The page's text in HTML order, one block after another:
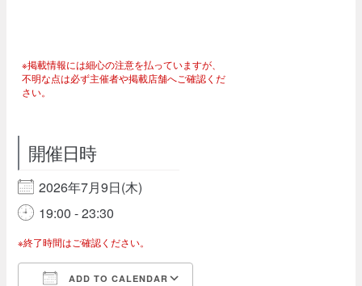
※掲載情報には細心の注意を払っていますが、
不明な点は必ず主催者や掲載店舗へご確認くだ
さい。
開催日時
2026年7月9日(木)
19:00 - 23:30
※終了時間はご確認ください。
ADD TO CALENDAR